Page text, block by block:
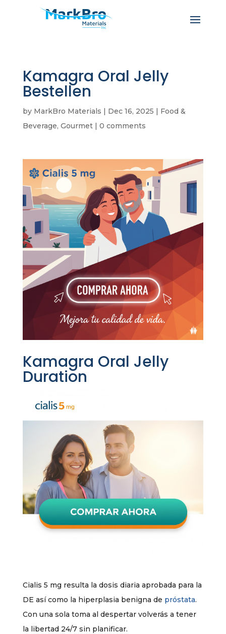
Kamagra Oral Jelly
Bestellen
by MarkBro Materials | Dec 16, 2025 | Food &
Beverage, Gourmet| 0 comments
Kamagra Oral Jelly
Duration
Cialis 5 mg resulta la dosis diaria aprobada para la
DE así como la hiperplasia benigna de próstata.
Con una sola toma al despertar volverás a tener
la libertad 24/7 sin planificar.